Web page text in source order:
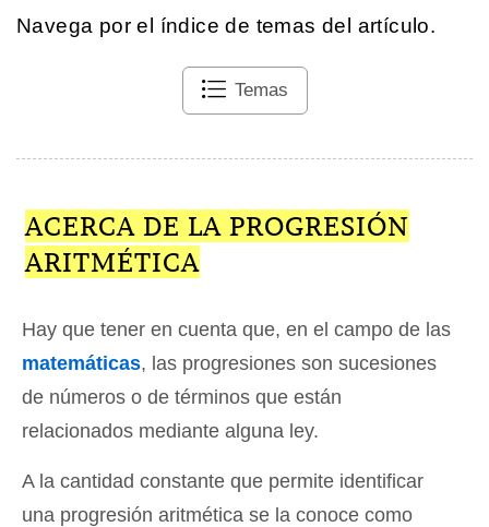
Navega por el índice de temas del artículo.
Temas
ACERCA DE LA PROGRESIÓN
ARITMÉTICA
Hay que tener en cuenta que, en el campo de las
matemáticas, las progresiones son sucesiones
de números o de términos que están
relacionados mediante alguna ley.
A la cantidad constante que permite identificar
una progresión aritmética se la conoce como